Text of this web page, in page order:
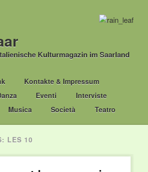
Kulturmagazin im Saarland
Kontakte & Impressum
Eventi
Interviste
Musica Società Teatro
LES 10